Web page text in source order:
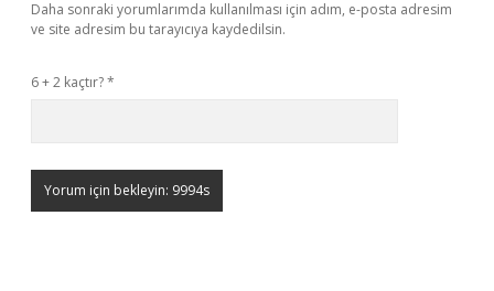
Daha sonraki yorumlarımda kullanılması için adım, e-posta adresim
ve site adresim bu tarayıcıya kaydedilsin.
6 + 2 kaçtır?*